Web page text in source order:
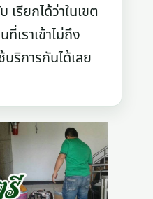
รียกได้ว่าในเขต
เราเข้าไม่ถึง
บริการกันได้เลย